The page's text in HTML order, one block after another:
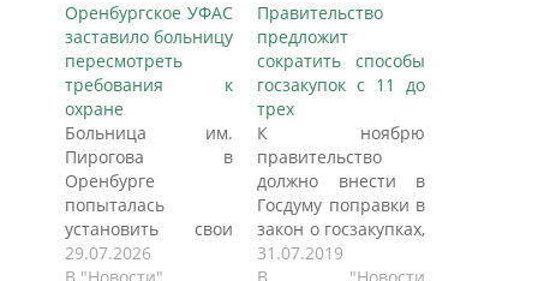
Оренбургское УФАС
заставило больницу
пересмотреть
требования к
охране
Больница им.
Пирогова в
Оренбурге
попыталась
установить свои
правила игры для
29.07.2026
Правительство
предложит
сократить способы
госзакупок с 11 до
трех
К ноябрю
правительство
должно внести в
Госдуму поправки в
закон о госзакупках,
которые сократят
31.07.2019